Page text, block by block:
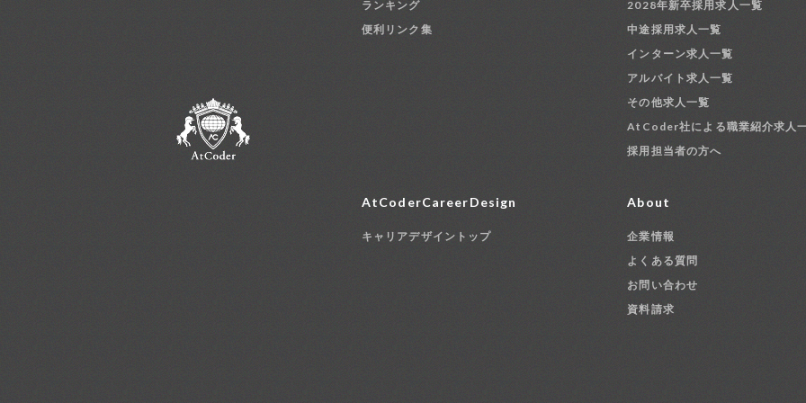
ランキング
便利リンク集
2028年新卒採用求人一覧
中途採用求人一覧
インターン求人一覧
アルバイト求人一覧
その他求人一覧
AtCoder社による職業紹介求人
採用担当者の方へ
AtCoderCareerDesign
キャリアデザイントップ
About
企業情報
よくある質問
お問い合わせ
資料請求